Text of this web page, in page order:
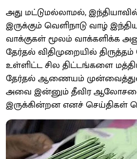
அது மட்டுமல்லாமல்,
இருக்கும் வெளிநாடு வாழ்
வாக்குகள் மூலம் வாக்களிக்க
தேர்தல் விதிமுறையில்
உள்ளிட்ட சில திட்டங்களை
தேர்தல் ஆணையம்
அவை இன்னும் தீவிர
இருக்கின்றன எனச் செய்திகள்